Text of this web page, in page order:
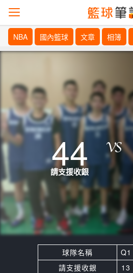
NBA 國內籃球 文章 相簿
44
請支援收銀
球隊名稱 Q1
請支援收銀
13